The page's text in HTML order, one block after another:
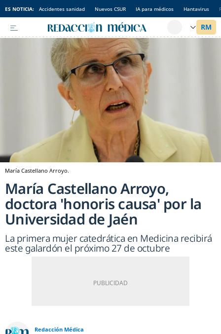
ES NOTICIA: Accidentes sanidad Nuevos CSUR IA para médicos Hantavirus
María Castellano Arroyo.
María Castellano Arroyo,
doctora 'honoris causa' por la
Universidad de Jaén
La primera mujer catedrática en Medicina recibirá
este galardón el próximo 27 de octubre
Redacción Médica